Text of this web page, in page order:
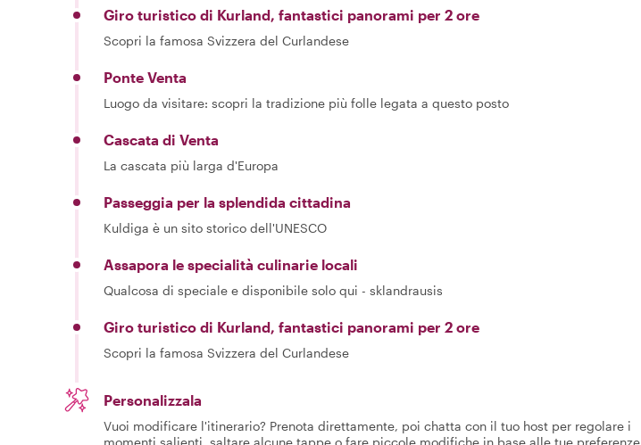
Giro turistico di Kurland, fantastici panorami per 2 ore
Scopri la famosa Svizzera del Curlandese
Ponte Venta
Luogo da visitare: scopri la tradizione più folle legata a questo posto
Cascata di Venta
La cascata più larga d'Europa
Passeggia per la splendida cittadina
Kuldiga è un sito storico dell'UNESCO
Assapora le specialità culinarie locali
Qualcosa di speciale e disponibile solo qui - sklandrausis
Giro turistico di Kurland, fantastici panorami per 2 ore
Scopri la famosa Svizzera del Curlandese
Personalizzala
Vuoi modificare l'itinerario? Prenota direttamente, poi chatta con il tuo host per regolare i
momenti salienti, saltare alcune tappe o fare piccole modifiche in base alle tue preferenze.